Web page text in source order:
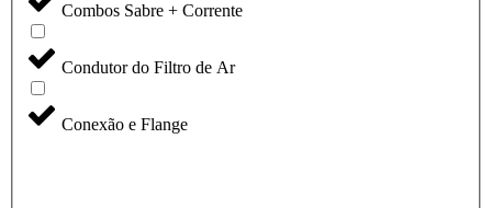
Combos Sabre + Corrente
Condutor do Filtro de Ar
Conexão e Flange